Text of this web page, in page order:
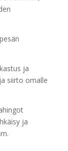
ja
siirto omalle
ja